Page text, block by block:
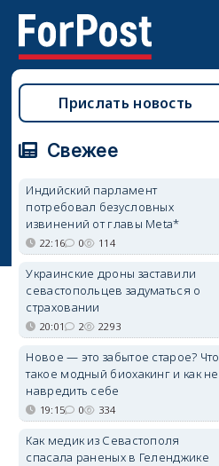
Прислать новость
Свежее
Индийский парламент
потребовал безусловных
извинений от главы Meta*
22:16 0 114
Украинские дроны заставили
севастопольцев задуматься о
страховании
20:01 2 2293
Новое — это забытое старое? Что
такое модный биохакинг и как не
навредить себе
19:15 0 334
Как медик из Севастополя
спасала раненых в Геленджике